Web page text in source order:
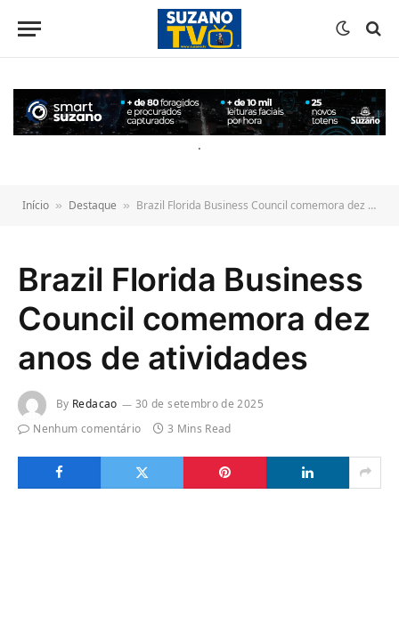
conteúdo
.
Início » Destaque » Brazil Florida Business Council comemora dez anos de atividades
Brazil Florida Business
Council comemora dez
anos de atividades
By Redacao
30 de setembro de 2025
Nenhum comentário
3 Mins Read